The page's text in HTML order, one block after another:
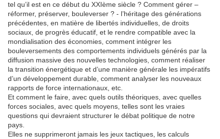
tel qu’il est en ce début du XXIème siècle ? Comment gérer –
réformer, préserver, bouleverser ? - l’héritage des générations
précédentes, en matière de libertés individuelles, de droits
sociaux, de progrès éducatif, et le rendre compatible avec la
mondialisation des économies, comment intégrer les
bouleversements des comportements individuels générés par la
diffusion massive des nouvelles technologies, comment réaliser
la transition énergétique et d’une manière générale les impératifs
d’un développement durable, comment analyser les nouveaux
rapports de force internationaux, etc.
Et comment le faire, avec quels outils théoriques, avec quelles
forces sociales, avec quels moyens, telles sont les vraies
questions qui devraient structurer le débat politique de notre
pays.
Elles ne supprimeront jamais les jeux tactiques, les calculs